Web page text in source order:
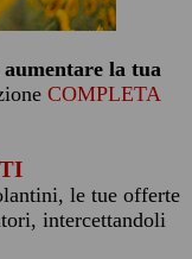
aumentare la tua
COMPLETA
le tue offerte
intercettandoli